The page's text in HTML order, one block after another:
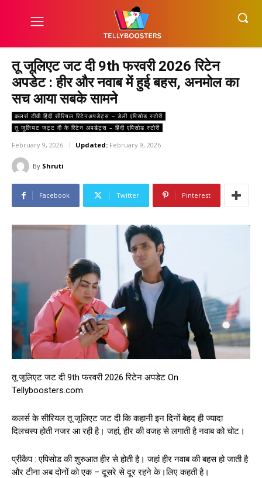
तू जूलिएट जट दी 9th फरवरी 2026 रिटेन
अपडेट : हीर और नवाब में हुई बहस, अनमोल का
सच आया सबके सामने
कलर्स टीवी हिंदी सीरियल रिटेनअपडेट्स – डेली एपिसोड स्टोरी
तू जूलियट जट्ट दी के रिटेन अपडेट्स – हिंदी एपिसोड स्टोरी
February 9, 2026 Updated: February 9, 2026
By Shruti
Facebook Twitter Pinterest
तू जूलिएट जट दी 9th फरवरी 2026 रिटेन अपडेट On
Tellyboosters.com
कलर्स के सीरियल तू जूलिएट जट दी कि कहानी इन दिनों बेहद ही ज्यादा
दिलचस्प होती नजर आ रही है। जहां, हीर की वजह से लगाती है नवाब को चोट।
प्रीकैप : एपिसोड की शुरुआत हीर से होती है। जहां हीर नवाब की बहस हो जाती है
और टीना अब दोनों को एक – दूसरे से दूर रहने के।लिए कहती है।